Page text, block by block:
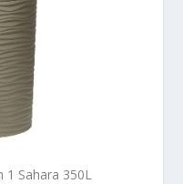
1 Sahara 350L